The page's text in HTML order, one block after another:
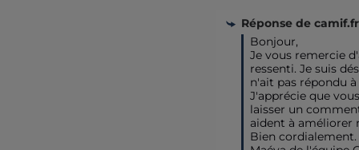
Réponse de camif.fr
Bonjour,
Je vous remercie
ressenti. Je suis
n'ait pas répondu
J'apprécie que
laisser un
aident à améliorer
Bien cordialement.